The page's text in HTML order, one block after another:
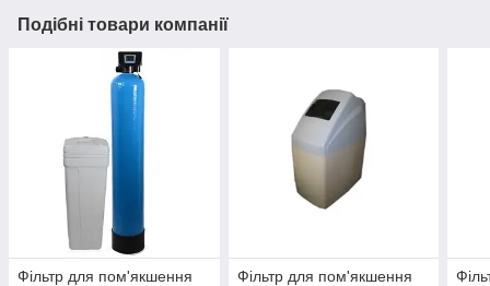
Подібні товари компанії
Фільтр для пом'якшення
Фільтр для пом'якшення